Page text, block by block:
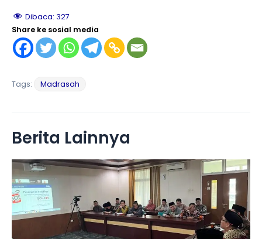
Dibaca: 327
Share ke sosial media
Tags: Madrasah
Berita Lainnya